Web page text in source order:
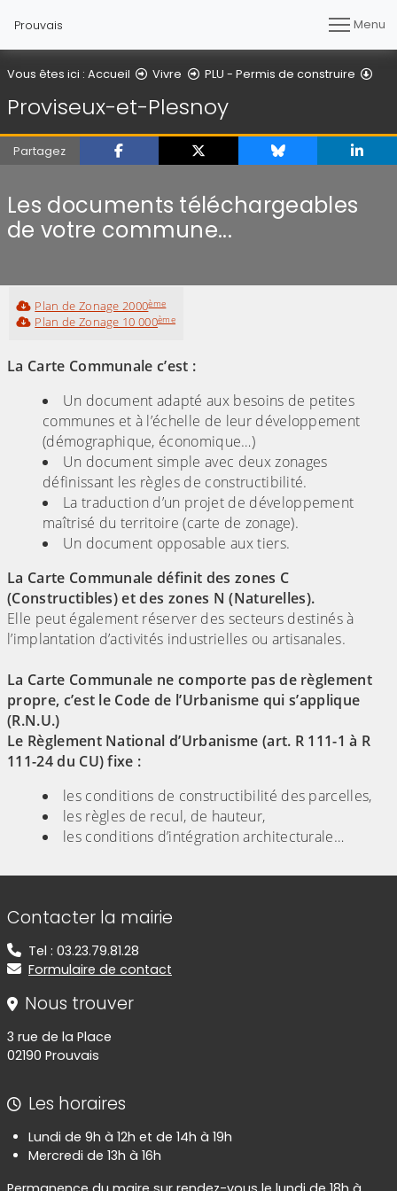
Prouvais Menu
Vous êtes ici : Accueil Vivre PLU - Permis de construire
Proviseux-et-Plesnoy
Partagez
Les documents téléchargeables
de votre commune...
Plan de Zonage 2000ème
Plan de Zonage 10 000ème
La Carte Communale c’est :
Un document adapté aux besoins de petites
communes et à l’échelle de leur développement
(démographique, économique…)
Un document simple avec deux zonages
définissant les règles de constructibilité.
La traduction d’un projet de développement
maîtrisé du territoire (carte de zonage).
Un document opposable aux tiers.
La Carte Communale définit des zones C
(Constructibles) et des zones N (Naturelles).
Elle peut également réserver des secteurs destinés à
l’implantation d’activités industrielles ou artisanales.
La Carte Communale ne comporte pas de règlement
propre, c’est le Code de l’Urbanisme qui s’applique
(R.N.U.)
Le Règlement National d’Urbanisme (art. R 111-1 à R
111-24 du CU) fixe :
les conditions de constructibilité des parcelles,
les règles de recul, de hauteur,
les conditions d’intégration architecturale…
Informations de contact
Contacter la mairie
Tel : 03.23.79.81.28
Formulaire de contact
Nous trouver
3 rue de la Place
02190 Prouvais
Les horaires
Lundi de 9h à 12h et de 14h à 19h
Mercredi de 13h à 16h